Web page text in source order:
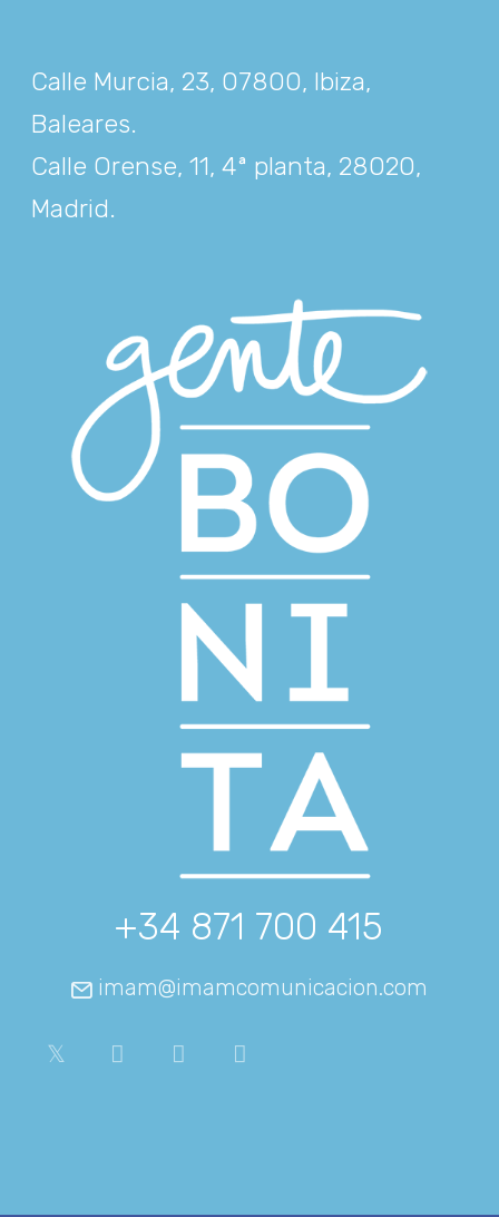
Calle Murcia, 23, 07800, Ibiza,
Baleares.
Calle Orense, 11, 4ª planta, 28020,
Madrid.
+34 871 700 415
imam@imamcomunicacion.com